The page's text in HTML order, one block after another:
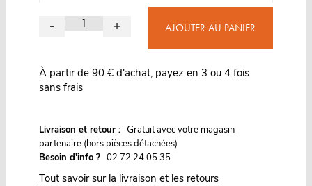
- + AJOUTER AU PANIER
À partir de 90 € d'achat, payez en 3 ou 4 fois
sans frais
Livraison et retour : Gratuit avec votre magasin
partenaire (hors pièces détachées)
Besoin d'info ? 02 72 24 05 35
Tout savoir sur la livraison et les retours